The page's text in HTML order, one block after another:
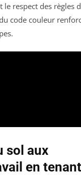
respect des règles
code couleur
sol aux
en tenant